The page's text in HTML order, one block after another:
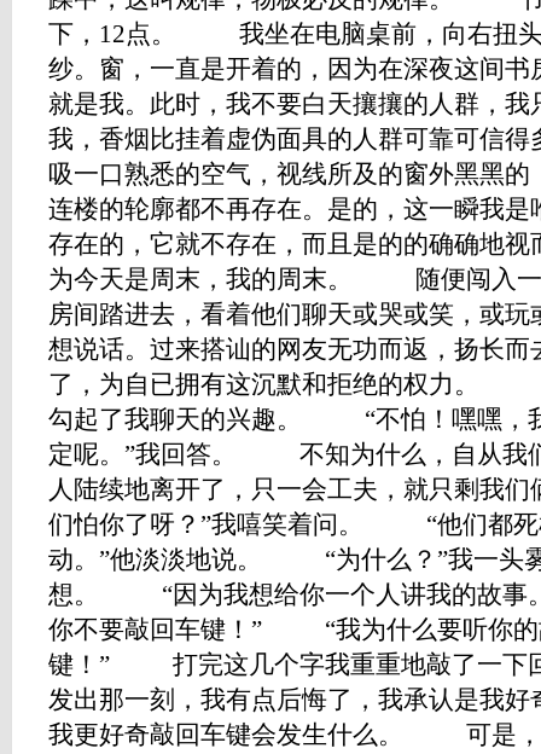
下，12点。 我坐在电脑桌前，向右扭头
纱。窗，一直是开着的，因为在深夜这间
就是我。此时，我不要白天攘攘的人群，
我，香烟比挂着虚伪面具的人群可靠可
吸一口熟悉的空气，视线所及的窗外黑黑
连楼的轮廓都不再存在。是的，这一瞬我
存在的，它就不存在，而且是的的确确
为今天是周末，我的周末。 随便闯入一
房间踏进去，看着他们聊天或哭或笑，或
想说话。过来搭讪的网友无功而返，扬长
了，为自已拥有这沉默和拒绝的权力。
勾起了我聊天的兴趣。 “不怕！嘿嘿，
定呢。”我回答。 不知为什么，自从我
人陆续地离开了，只一会工夫，就只剩
们怕你了呀？”我嘻笑着问。 “他们都死
动。”他淡淡地说。 “为什么？”我一头
想。 “因为我想给你一个人讲我的故事
你不要敲回车键！” “我为什么要听你的
键！” 打完这几个字我重重地敲了一
发出那一刻，我有点后悔了，我承认是我
我更好奇敲回车键会发生什么。 可是，